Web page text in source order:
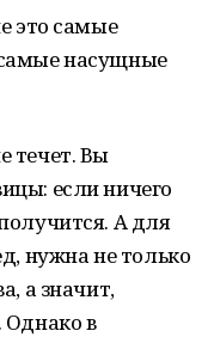
это самые
насущные
течет. Вы
если ничего
А для
нужна не только
а значит,
Однако в